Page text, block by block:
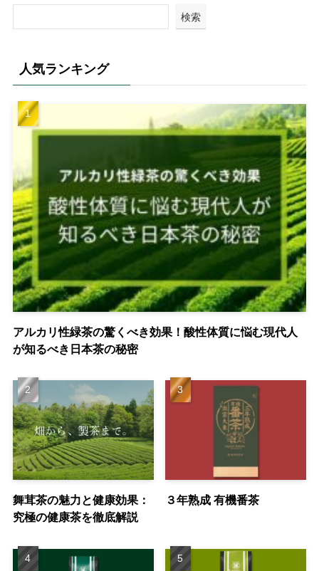
検索
人気ランキング
アルカリ性緑茶の驚くべき効果！酸性体質に悩む現代人
が知るべき日本茶の秘密
舞茸茶の魅力と健康効果：
究極の健康茶を徹底解説
３年熟成 有機番茶